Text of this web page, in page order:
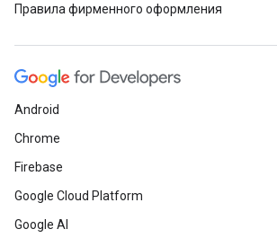
Правила фирменного оформления
Android
Chrome
Firebase
Google Cloud Platform
Google AI